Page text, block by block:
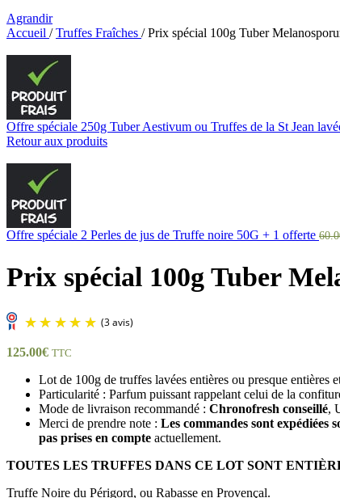
Agrandir
Accueil / Truffes Fraîches / Prix spécial 100g Tuber
Offre spéciale 250g Tuber Aestivum ou Truffes de la St Jean
Retour aux produits
Offre spéciale 2 Perles de jus de Truffe noire 50G + 1 offerte
Prix spécial 100g Tuber
125.00€ TTC
Lot de 100g de truffes lavées entières ou presque
Particularité : Parfum puissant rappelant celui de la
Mode de livraison recommandé : Chronofresh conseillé,
Merci de prendre note : Les commandes sont expédiées
pas prises en compte actuellement.
TOUTES LES TRUFFES DANS CE LOT SONT
Truffe Noire du Périgord, ou Rabasse en Provençal.